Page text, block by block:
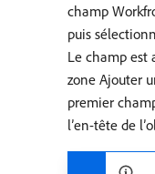
champ
puis
Le champ est
zone Ajouter
premier
l’en-tête de